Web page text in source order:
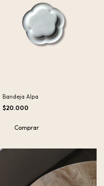
Bandeja Alpa
$20.000
Comprar